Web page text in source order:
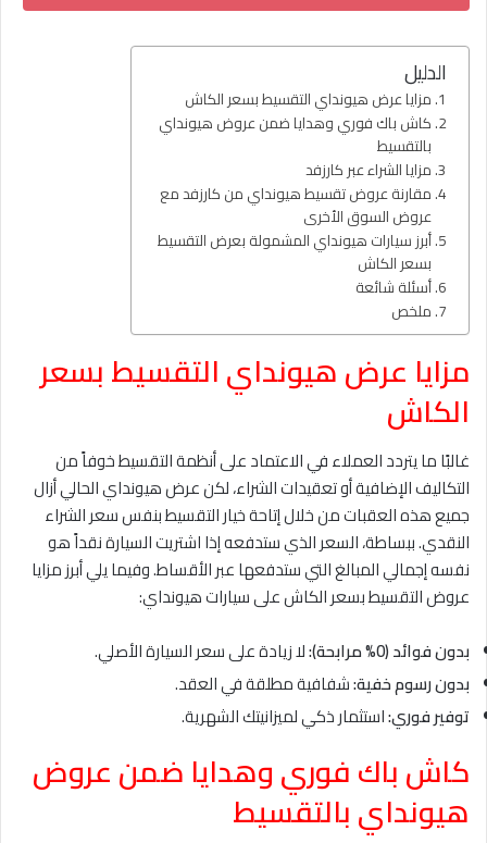
الدليل
مزايا عرض هيونداي التقسيط بسعر الكاش
كاش باك فوري وهدايا ضمن عروض هيونداي
بالتقسيط
مزايا الشراء عبر كارزفد
مقارنة عروض تقسيط هيونداي من كارزفد مع
عروض السوق الأخرى
أبرز سيارات هيونداي المشمولة بعرض التقسيط
بسعر الكاش
أسئلة شائعة
ملخص
مزايا عرض هيونداي التقسيط بسعر
الكاش
غالبًا ما يتردد العملاء في الاعتماد على أنظمة التقسيط خوفاً من
التكاليف الإضافية أو تعقيدات الشراء، لكن عرض هيونداي الحالي أزال
جميع هذه العقبات من خلال إتاحة خيار التقسيط بنفس سعر الشراء
النقدي. ببساطة، السعر الذي ستدفعه إذا اشتريت السيارة نقداً هو
نفسه إجمالي المبالغ التي ستدفعها عبر الأقساط. وفيما يلي أبرز مزايا
عروض التقسيط بسعر الكاش على سيارات هيونداي:
بدون فوائد (0% مرابحة):
لا زيادة على سعر السيارة الأصلي.
بدون رسوم خفية:شفافية مطلقة في العقد.
توفير فوري:استثمار ذكي لميزانيتك الشهرية.
كاش باك فوري وهدايا ضمن عروض
هيونداي بالتقسيط